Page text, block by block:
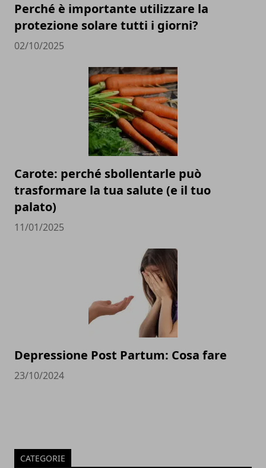
Perché è importante utilizzare la
protezione solare tutti i giorni?
02/10/2025
Carote: perché sbollentarle può
trasformare la tua salute (e il tuo
palato)
11/01/2025
Depressione Post Partum: Cosa fare
23/10/2024
CATEGORIE